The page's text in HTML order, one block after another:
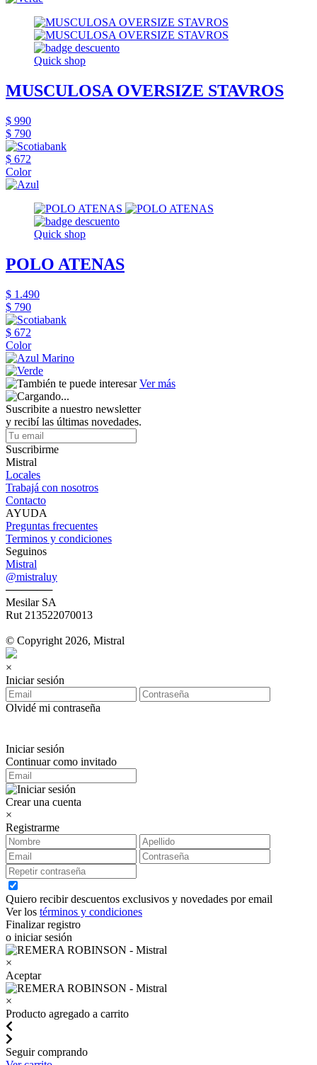
Quick shop
MUSCULOSA OVERSIZE STAVROS
$ 990
$ 790
$ 672
Color
Quick shop
POLO ATENAS
$ 1.490
$ 790
$ 672
Color
Ver más
Suscribite a nuestro newsletter
y recibí las últimas novedades.
Suscribirme
Mistral
Locales
Trabajá con nosotros
Contacto
AYUDA
Preguntas frecuentes
Terminos y condiciones
Seguinos
Mistral
@mistraluy
──────
Mesilar SA
Rut 213522070013
© Copyright 2026, Mistral
×
Iniciar sesión
Olvidé mi contraseña
Iniciar sesión
Continuar como invitado
Crear una cuenta
×
Registrarme
Quiero recibir descuentos exclusivos y novedades por email
Ver los términos y condiciones
Finalizar registro
o iniciar sesión
×
Aceptar
×
Producto agregado a carrito
Seguir comprando